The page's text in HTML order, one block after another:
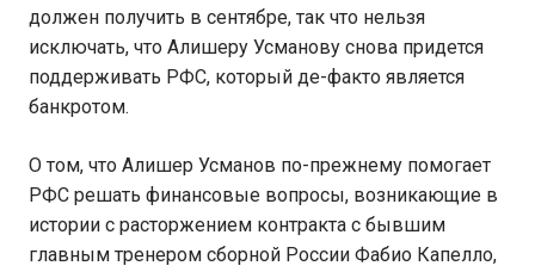
должен получить в сентябре, так что нельзя
исключать, что Алишеру Усманову снова придется
поддерживать РФС, который де-факто является
банкротом.
О том, что Алишер Усманов по-прежнему помогает
РФС решать финансовые вопросы, возникающие в
истории с расторжением контракта с бывшим
главным тренером сборной России Фабио Капелло,